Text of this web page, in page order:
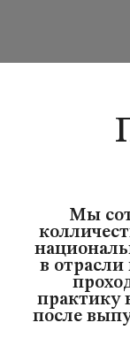
Мы
в
практику
после